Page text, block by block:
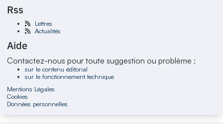
Rss
Lettres
Actualités
Aide
Contactez-nous pour toute suggestion ou problème :
sur le contenu éditorial
sur le fonctionnement technique
Mentions Légales
Cookies
Données personnelles